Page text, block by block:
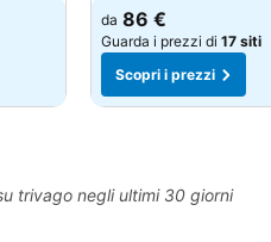
Scopri i prezzi
da 86 €
Guarda i prezzi di 17 siti
Scopri i prezzi
trivago negli ultimi 30 giorni